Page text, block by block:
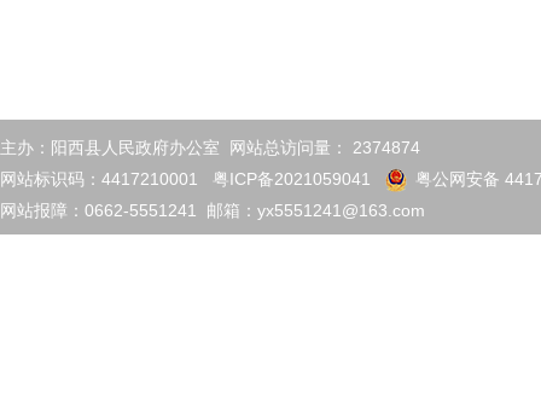
主办：阳西县人民政府办公室 网站总访问量： 2374874
网站标识码：4417210001 粤ICP备2021059041
粤公网安备
网站报障：0662-5551241 邮箱：yx5551241@163.com